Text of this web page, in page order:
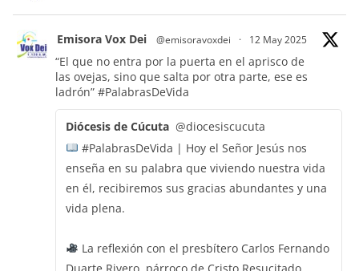
Emisora Vox Dei @emisoravoxdei · 12 May 2025
“El que no entra por la puerta en el aprisco de
las ovejas, sino que salta por otra parte, ese es
ladrón” #PalabrasDeVida
Diócesis de Cúcuta @diocesiscucuta
#PalabrasDeVida | Hoy el Señor Jesús nos
enseña en su palabra que viviendo nuestra vida
en él, recibiremos sus gracias abundantes y una
vida plena.
La reflexión con el presbítero Carlos Fernando